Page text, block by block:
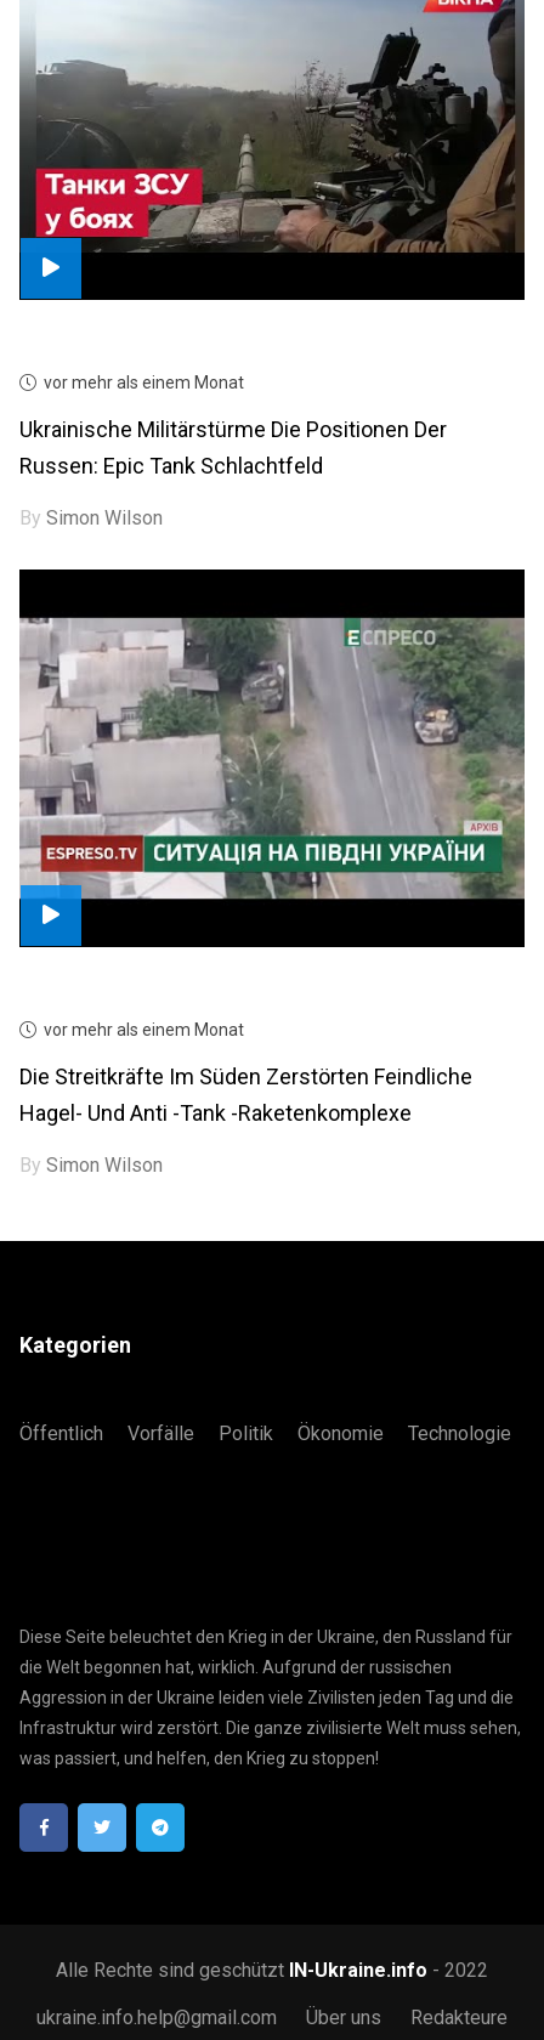
vor mehr als einem Monat
Ukrainische Militärstürme Die Positionen Der
Russen: Epic Tank Schlachtfeld
BySimon Wilson
vor mehr als einem Monat
Die Streitkräfte Im Süden Zerstörten Feindliche
Hagel- Und Anti -Tank -Raketenkomplexe
BySimon Wilson
Kategorien
Öffentlich Vorfälle Politik Ökonomie Technologie
Diese Seite beleuchtet den Krieg in der Ukraine, den Russland für
die Welt begonnen hat, wirklich. Aufgrund der russischen
Aggression in der Ukraine leiden viele Zivilisten jeden Tag und die
Infrastruktur wird zerstört. Die ganze zivilisierte Welt muss sehen,
was passiert, und helfen, den Krieg zu stoppen!
Alle Rechte sind geschützt IN-Ukraine.info - 2022
ukraine.info.help@gmail.com Über uns Redakteure